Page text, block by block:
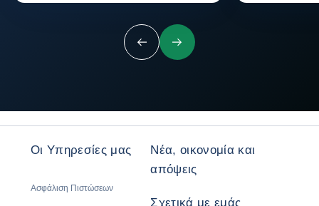
Προηγούμενο
Επόμενο
Οι Υπηρεσίες μας
Ασφάλιση Πιστώσεων
Νέα, οικονομία και
απόψεις
Σχετικά με εμάς